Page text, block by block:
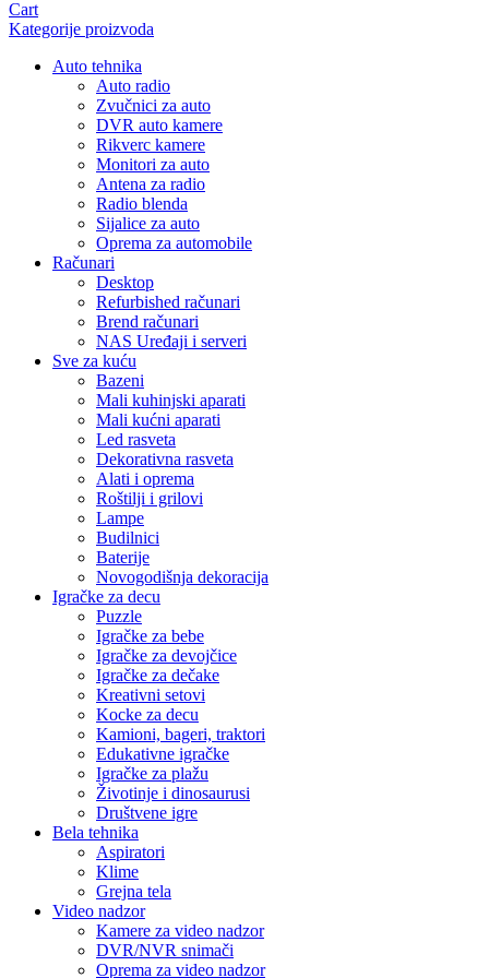
Cart
Kategorije proizvoda
Auto tehnika
Auto radio
Zvučnici za auto
DVR auto kamere
Rikverc kamere
Monitori za auto
Antena za radio
Radio blenda
Sijalice za auto
Oprema za automobile
Računari
Desktop
Refurbished računari
Brend računari
NAS Uređaji i serveri
Sve za kuću
Bazeni
Mali kuhinjski aparati
Mali kućni aparati
Led rasveta
Dekorativna rasveta
Alati i oprema
Roštilji i grilovi
Lampe
Budilnici
Baterije
Novogodišnja dekoracija
Igračke za decu
Puzzle
Igračke za bebe
Igračke za devojčice
Igračke za dečake
Kreativni setovi
Kocke za decu
Kamioni, bageri, traktori
Edukativne igračke
Igračke za plažu
Životinje i dinosaurusi
Društvene igre
Bela tehnika
Aspiratori
Klime
Grejna tela
Video nadzor
Kamere za video nadzor
DVR/NVR snimači
Oprema za video nadzor